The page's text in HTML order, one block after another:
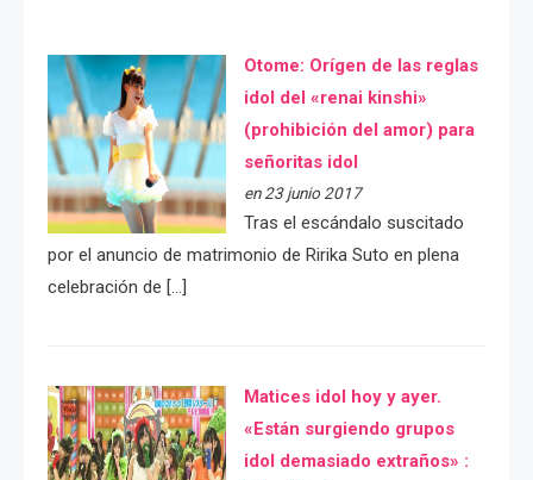
Otome: Orígen de las reglas
idol del «renai kinshi»
(prohibición del amor) para
señoritas idol
en 23 junio 2017
Tras el escándalo suscitado
por el anuncio de matrimonio de Ririka Suto en plena
celebración de […]
Matices idol hoy y ayer.
«Están surgiendo grupos
idol demasiado extraños» :